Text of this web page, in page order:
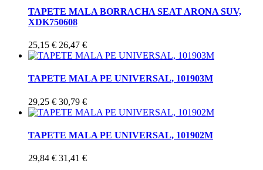
TAPETE MALA BORRACHA SEAT ARONA SUV,
XDK750608
25,15 € 26,47 €
TAPETE MALA PE UNIVERSAL, 101903M
29,25 € 30,79 €
TAPETE MALA PE UNIVERSAL, 101902M
29,84 € 31,41 €